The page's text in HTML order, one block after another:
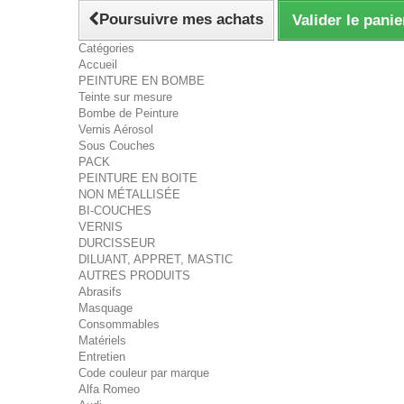
Poursuivre mes achats Valider le
Catégories
Accueil
PEINTURE EN BOMBE
Teinte sur mesure
Bombe de Peinture
Vernis Aérosol
Sous Couches
PACK
PEINTURE EN BOITE
NON MÉTALLISÉE
BI-COUCHES
VERNIS
DURCISSEUR
DILUANT, APPRET, MASTIC
AUTRES PRODUITS
Abrasifs
Masquage
Consommables
Matériels
Entretien
Code couleur par marque
Alfa Romeo